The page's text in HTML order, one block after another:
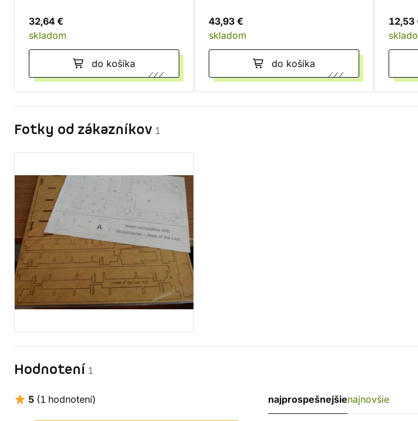
32,64 €
skladom
do košíka
43,93 €
skladom
do košíka
12,53
Fotky od zákazníkov 1
Hodnotení 1
5 (1 hodnotení) najprospešnejšienajnovšie